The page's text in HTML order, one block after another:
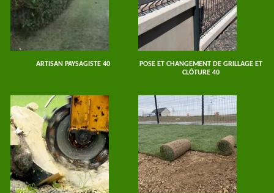
ARTISAN PAYSAGISTE 40
POSE ET CHANGEMENT DE GRILLAGE ET
CLÔTURE 40